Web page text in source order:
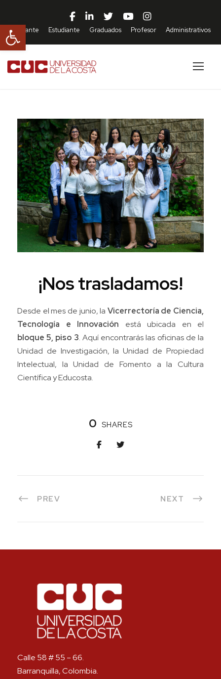
Abrir barra de herramientas
Aspirante Estudiante Graduados Profesor Administrativos
¡Nos trasladamos!
Desde el mes de junio, la Vicerrectoría de Ciencia,
Tecnología e Innovación está ubicada en el
bloque 5, piso 3. Aquí encontrarás las oficinas de la
Unidad de Investigación, la Unidad de Propiedad
Intelectual, la Unidad de Fomento a la Cultura
Científica y Educosta.
0 SHARES
PREV NEXT
Calle 58 # 55 – 66.
Barranquilla, Colombia.